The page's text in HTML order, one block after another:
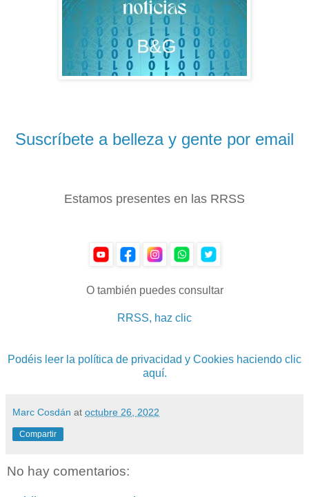
Suscríbete a belleza y gente por email
Estamos presentes en las RRSS
O también puedes consultar
RRSS, haz clic
Podéis leer la política de privacidad y Cookies haciendo clic
aquí.
Marc Cosdán at octubre 26, 2022
Compartir
No hay comentarios: